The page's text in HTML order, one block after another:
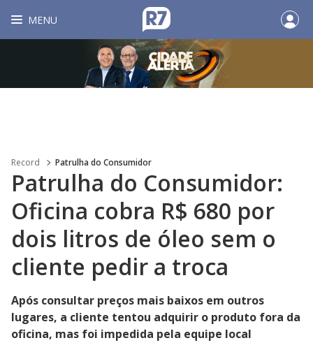
MENU
Record Patrulha do Consumidor
Patrulha do Consumidor:
Oficina cobra R$ 680 por
dois litros de óleo sem o
cliente pedir a troca
Após consultar preços mais baixos em outros
lugares, a cliente tentou adquirir o produto fora da
oficina, mas foi impedida pela equipe local